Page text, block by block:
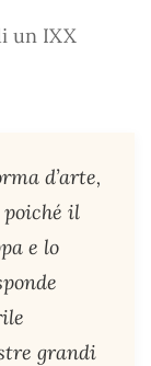
un IXX
d’arte,
il
e lo
grandi